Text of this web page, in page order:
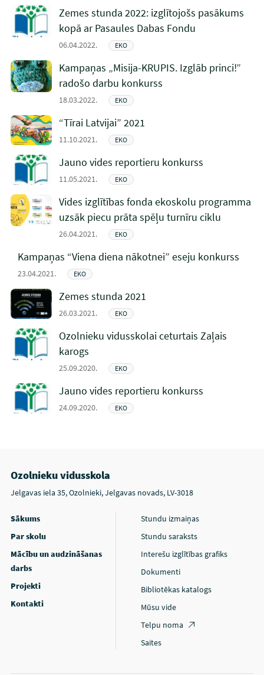
Zemes stunda 2022: izglītojošs pasākums
kopā ar Pasaules Dabas Fondu
06.04.2022. EKO
Kampaņas „Misija-KRUPIS. Izglāb princi!”
radošo darbu konkurss
18.03.2022. EKO
“Tīrai Latvijai” 2021
11.10.2021. EKO
Jauno vides reportieru konkurss
11.05.2021. EKO
Vides izglītības fonda ekoskolu programma
uzsāk piecu prāta spēļu turnīru ciklu
26.04.2021. EKO
Kampaņas “Viena diena nākotnei” eseju konkurss
23.04.2021. EKO
Zemes stunda 2021
26.03.2021. EKO
Ozolnieku vidusskolai ceturtais Zaļais
karogs
25.09.2020. EKO
Jauno vides reportieru konkurss
24.09.2020. EKO
Ozolnieku vidusskola
Jelgavas iela 35, Ozolnieki, Jelgavas novads, LV-3018
Sākums
Par skolu
Mācību un audzināšanas
darbs
Projekti
Kontakti
Stundu izmaiņas
Stundu saraksts
Interešu izglītības grafiks
Dokumenti
Bibliotēkas katalogs
Mūsu vide
Telpu noma
Saites